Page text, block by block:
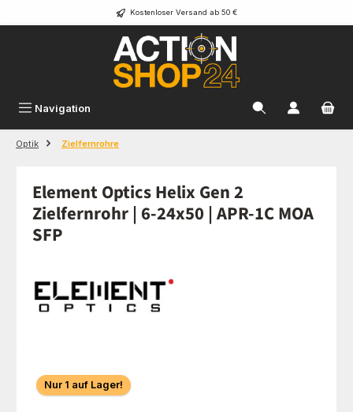
Zum Hauptinhalt springen Kostenloser Versand ab 50 €
Navigation
Optik Zielfernrohre
Element Optics Helix Gen 2
Zielfernrohr | 6-24x50 | APR-1C MOA
SFP
Bildergalerie überspringen
Nur 1 auf Lager!